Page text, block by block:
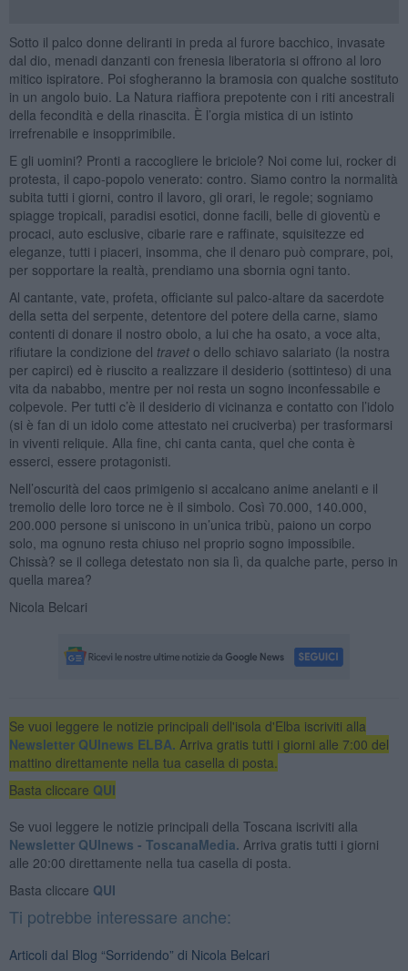
Sotto il palco donne deliranti in preda al furore bacchico, invasate
dal dio, menadi danzanti con frenesia liberatoria si offrono al loro
mitico ispiratore. Poi sfogheranno la bramosia con qualche sostituto
in un angolo buio. La Natura riaffiora prepotente con i riti ancestrali
della fecondità e della rinascita. È l’orgia mistica di un istinto
irrefrenabile e insopprimibile.
E gli uomini? Pronti a raccogliere le briciole? Noi come lui, rocker di
protesta, il capo-popolo venerato: contro. Siamo contro la normalità
subita tutti i giorni, contro il lavoro, gli orari, le regole; sogniamo
spiagge tropicali, paradisi esotici, donne facili, belle di gioventù e
procaci, auto esclusive, cibarie rare e raffinate, squisitezze ed
eleganze, tutti i piaceri, insomma, che il denaro può comprare, poi,
per sopportare la realtà, prendiamo una sbornia ogni tanto.
Al cantante, vate, profeta, officiante sul palco-altare da sacerdote
della setta del serpente, detentore del potere della carne, siamo
contenti di donare il nostro obolo, a lui che ha osato, a voce alta,
rifiutare la condizione del traveto dello schiavo salariato (la nostra
per capirci) ed è riuscito a realizzare il desiderio (sottinteso) di una
vita da nababbo, mentre per noi resta un sogno inconfessabile e
colpevole. Per tutti c’è il desiderio di vicinanza e contatto con l’idolo
(si è fan di un idolo come attestato nei cruciverba) per trasformarsi
in viventi reliquie. Alla fine, chi canta canta, quel che conta è
esserci, essere protagonisti.
Nell’oscurità del caos primigenio si accalcano anime anelanti e il
tremolio delle loro torce ne è il simbolo. Così 70.000, 140.000,
200.000 persone si uniscono in un’unica tribù, paiono un corpo
solo, ma ognuno resta chiuso nel proprio sogno impossibile.
Chissà? se il collega detestato non sia lì, da qualche parte, perso in
quella marea?
Nicola Belcari
Se vuoi leggere le notizie principali dell'isola d'Elba iscriviti alla
Newsletter QUInews ELBA. Arriva gratis tutti i giorni alle 7:00 del
mattino direttamente nella tua casella di posta.
Basta cliccare QUI
Se vuoi leggere le notizie principali della Toscana iscriviti alla
Newsletter QUInews - ToscanaMedia. Arriva gratis tutti i giorni
alle 20:00 direttamente nella tua casella di posta.
Basta cliccare QUI
Ti potrebbe interessare anche:
Articoli dal Blog “Sorridendo” di Nicola Belcari